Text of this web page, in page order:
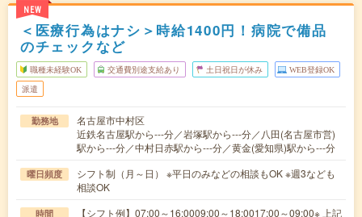
NEW
＜医療行為はナシ＞時給1400円！病院で備品
のチェックなど
職種未経験OK 交通費別途支給あり 土日祝日が休み WEB登録OK
派遣
勤務地
名古屋市中村区
近鉄名古屋駅から---分／岩塚駅から---分／八田(名古屋市営)
駅から---分／中村日赤駅から---分／黄金(愛知県)駅から---分
曜日頻度
シフト制（月～日） ※平日のみなどの相談もOK ※週3なども
相談OK
時間 【シフト例】07:00～16:0009:00～18:0017:00～09:00※ 上記